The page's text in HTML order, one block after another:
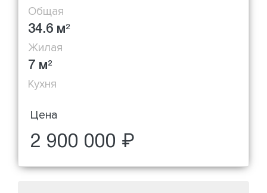
Общая
34.6 м2
Жилая
7 м2
Кухня
Цена
2 900 000 ₽